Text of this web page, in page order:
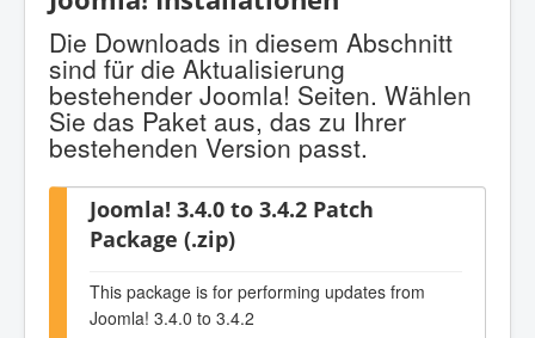
Die Downloads in diesem Abschnitt
sind für die Aktualisierung
bestehender Joomla! Seiten. Wählen
Sie das Paket aus, das zu Ihrer
bestehenden Version passt.
Joomla! 3.4.0 to 3.4.2 Patch
Package (.zip)
This package is for performing updates from
Joomla! 3.4.0 to 3.4.2